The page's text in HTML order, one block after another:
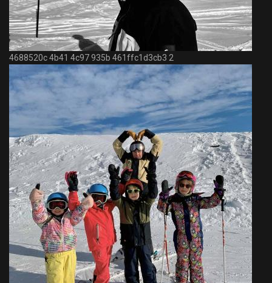
4688520c 4b41 4c97 935b 461ffc1d3cb3 2